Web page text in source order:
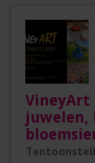
juwelen,